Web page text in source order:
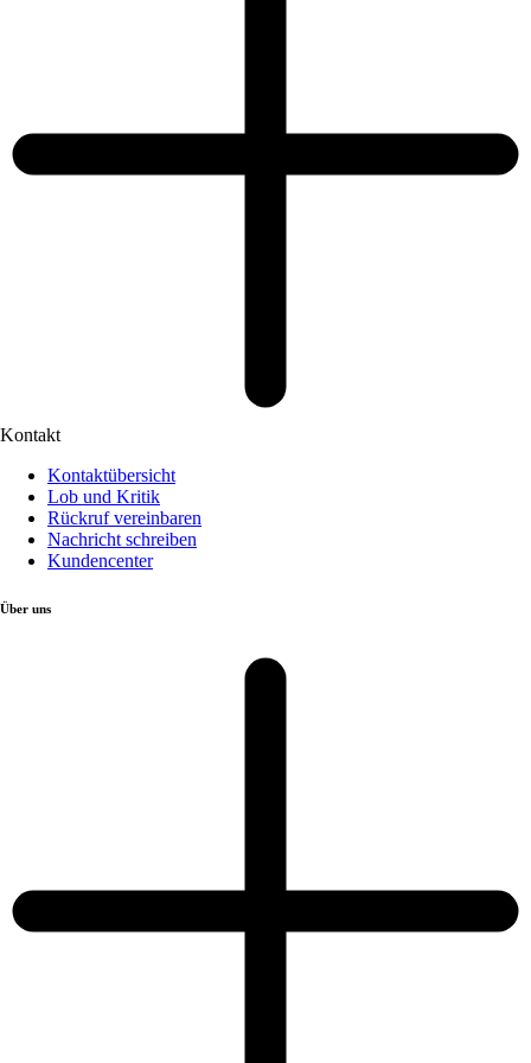
Kontakt
Kontaktübersicht
Lob und Kritik
Rückruf vereinbaren
Nachricht schreiben
Kundencenter
Über uns